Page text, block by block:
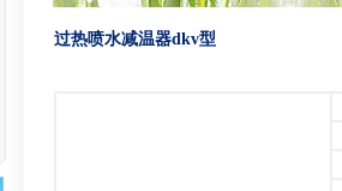
过热喷水减温器dkv型